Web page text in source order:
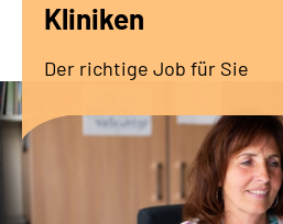
Sozialdienste & Zuweisende
Kliniken
Der richtige Job für Sie